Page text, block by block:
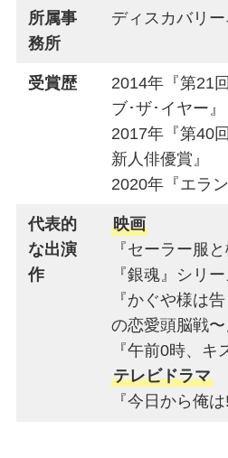
所属事
務所
ディスカバリー
受賞歴
2014年『第21
ブ･ザ･イヤー』
2017年『第40
新人俳優賞』
2020年『エラ
代表的
な出演
作
映画
『セーラー服
『銀魂』シリ
『かぐや様は
の恋愛頭脳戦
『午前0時、キ
テレビドラマ
『今日から俺は